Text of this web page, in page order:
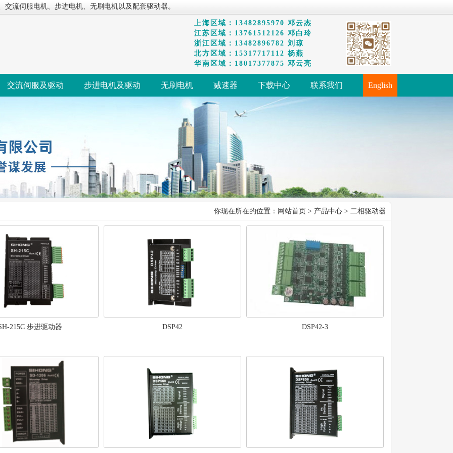
流伺服电机、步进电机、无刷电机以及配套驱动器。
上海区域：13482895970 邓云杰
江苏区域：13761512126 邓白玲
浙江区域：13482896782 刘琼
北方区域：15317717112 杨燕
华南区域：18017377875 邓云亮
交流伺服及驱动 步进电机及驱动 无刷电机 减速器 下载中心 联系我们 English
你现在所在的位置： 网站首页 > 产品中心 > 二相驱动器
215C 步进驱动器 DSP42 DSP42-3